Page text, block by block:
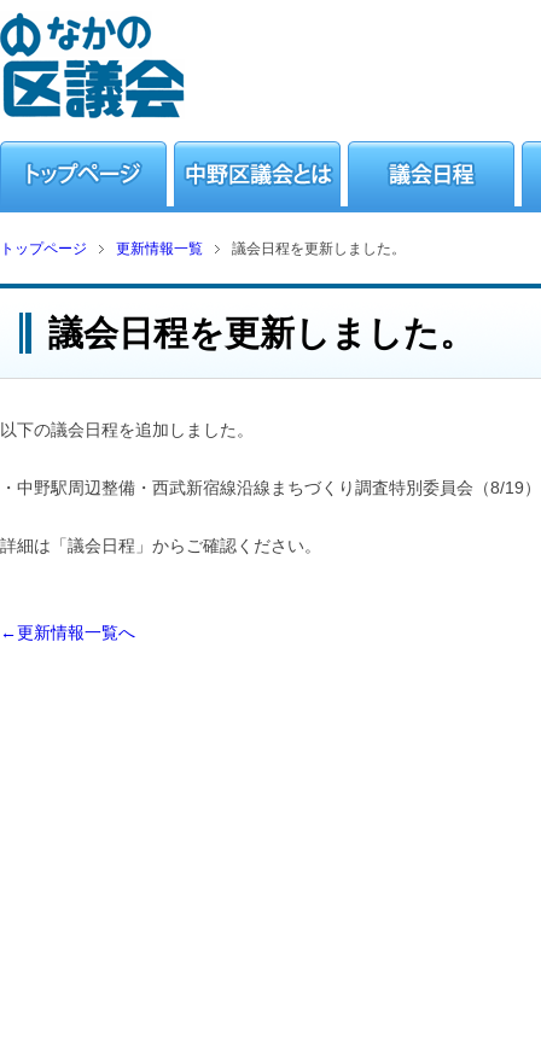
トップページ 更新情報一覧 議会日程を更新しました。
議会日程を更新しました。
以下の議会日程を追加しました。
・中野駅周辺整備・西武新宿線沿線まちづくり調査特別委員会（8/19
詳細は「議会日程」からご確認ください。
←更新情報一覧へ